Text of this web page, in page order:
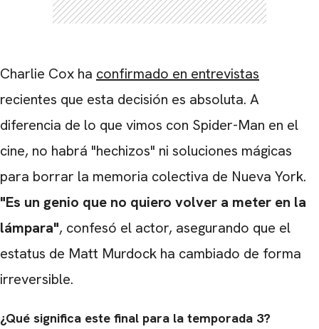
Charlie Cox ha confirmado en entrevistas
recientes que esta decisión es absoluta. A
diferencia de lo que vimos con Spider-Man en el
cine, no habrá "hechizos" ni soluciones mágicas
para borrar la memoria colectiva de Nueva York.
"Es un genio que no quiero volver a meter en la
lámpara", confesó el actor, asegurando que el
estatus de Matt Murdock ha cambiado de forma
irreversible.
¿Qué significa este final para la temporada 3?
CARREGANDO PUBLICIDADE